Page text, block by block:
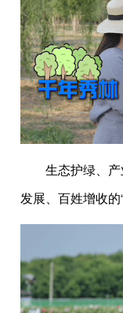
生态护绿、
发展、百姓增收的“